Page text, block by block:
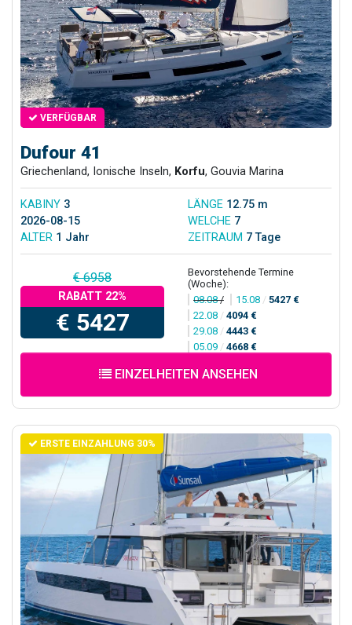
VERFÜGBAR
Dufour 41
Griechenland, Ionische Inseln, Korfu, Gouvia Marina
KABINY 3 LÄNGE 12.75 m
2026-08-15
WELCHE 7
ALTER 1 Jahr ZEITRAUM 7 Tage
€ 6958
RABATT 22%
€ 5427
Bevorstehende Termine
(Woche):
08.08/ 15.08 / 5427 €
22.08 / 4094 €
29.08 / 4443 €
05.09 / 4668 €
EINZELHEITEN ANSEHEN
ERSTE EINZAHLUNG 30%